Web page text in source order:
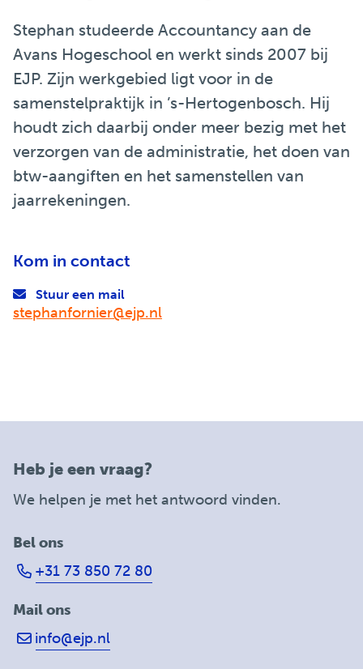
Stephan studeerde Accountancy aan de
Avans Hogeschool en werkt sinds 2007 bij
EJP. Zijn werkgebied ligt voor in de
samenstelpraktijk in ’s-Hertogenbosch. Hij
houdt zich daarbij onder meer bezig met het
verzorgen van de administratie, het doen van
btw-aangiften en het samenstellen van
jaarrekeningen.
Kom in contact
Stuur een mail
stephanfornier@ejp.nl
Heb je een vraag?
We helpen je met het antwoord vinden.
Bel ons
+31 73 850 72 80
Mail ons
info@ejp.nl